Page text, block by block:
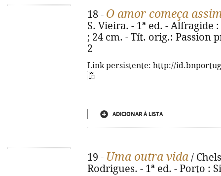
18 - O amor começa
S. Vieira. - 1ª ed. - Alfragide
; 24 cm. - Tít. orig.: Passion
2
Link persistente: http://
ADICIONAR À LISTA
19 - Uma outra vida /
Rodrigues. - 1ª ed. - Porto :